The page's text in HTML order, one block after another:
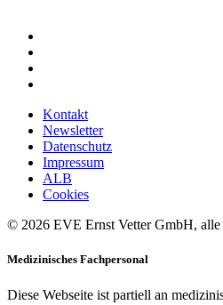
Kontakt
Newsletter
Datenschutz
Impressum
ALB
Cookies
© 2026 EVE Ernst Vetter GmbH, alle
Medizinisches Fachpersonal
Diese Webseite ist partiell an